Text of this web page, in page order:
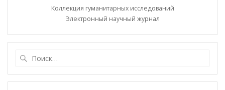
Коллекция гуманитарных исследований
Электронный научный журнал